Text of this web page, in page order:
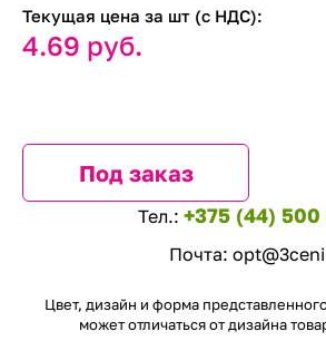
Текущая цена за шт (с НДС):
4.69 руб.
Под заказ
Тел.: +375 (44)
Почта:
Цвет, дизайн и форма
может отличаться от дизайна